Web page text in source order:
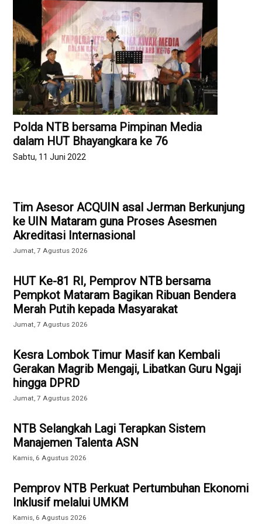
Polda NTB bersama Pimpinan Media
dalam HUT Bhayangkara ke 76
Sabtu, 11 Juni 2022
Tim Asesor ACQUIN asal Jerman Berkunjung
ke UIN Mataram guna Proses Asesmen
Akreditasi Internasional
Jumat, 7 Agustus 2026
HUT Ke-81 RI, Pemprov NTB bersama
Pempkot Mataram Bagikan Ribuan Bendera
Merah Putih kepada Masyarakat
Jumat, 7 Agustus 2026
Kesra Lombok Timur Masif kan Kembali
Gerakan Magrib Mengaji, Libatkan Guru Ngaji
hingga DPRD
Jumat, 7 Agustus 2026
NTB Selangkah Lagi Terapkan Sistem
Manajemen Talenta ASN
Kamis, 6 Agustus 2026
Pemprov NTB Perkuat Pertumbuhan Ekonomi
Inklusif melalui UMKM
Kamis, 6 Agustus 2026